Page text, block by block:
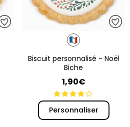
Biscuit personnalisé - Noël
Biche
1,90€
Personnaliser